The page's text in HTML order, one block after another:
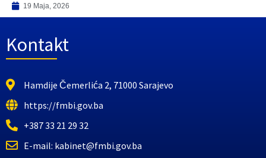
19 Maja, 2026
Kontakt
Hamdije Čemerlića 2, 71000 Sarajevo
https://fmbi.gov.ba
+387 33 21 29 32
E-mail: kabinet@fmbi.gov.ba